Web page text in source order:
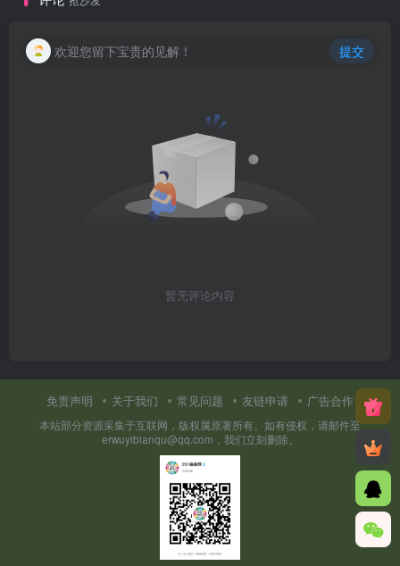
欢迎您留下宝贵的见解！ 提交
暂无评论内容
免责声明 关于我们 常见问题 友链申请 广告合作
本站部分资源采集于互联网，版权属原著所有。如有侵权，请邮件至
erwuyibianqu@qq.com，我们立刻删除。